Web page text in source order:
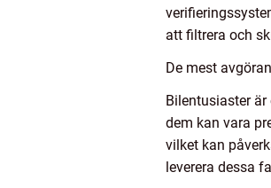
att filtrera och
De mest
Bilentusiaster
dem kan vara
vilket kan
leverera dessa